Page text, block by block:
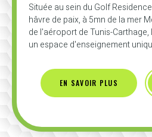
Située au sein du Golf
hâvre de paix, à 5mn de la mer
de l'aéroport de Tunis-
un espace d'enseignement
EN SAVOIR PLUS